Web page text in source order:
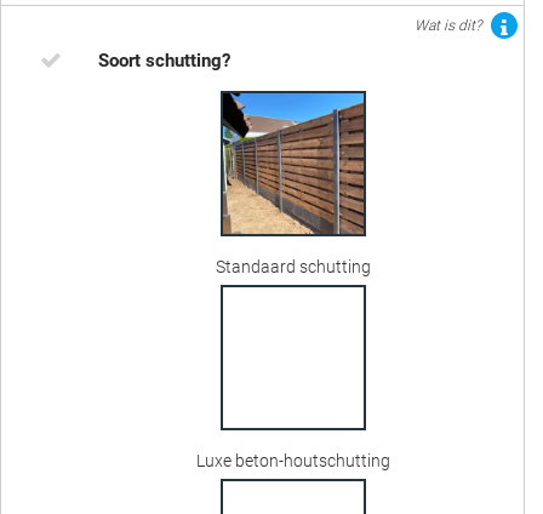
Wat is dit?
Soort schutting?
Standaard schutting
Luxe beton-houtschutting